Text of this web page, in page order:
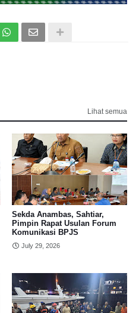
Lihat semua
Sekda Anambas, Sahtiar,
Pimpin Rapat Usulan Forum
Komunikasi BPJS
July 29, 2026